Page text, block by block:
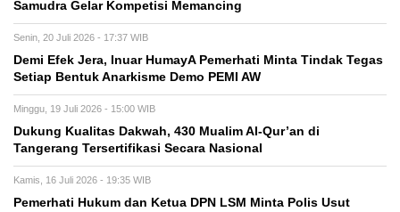
Samudra Gelar Kompetisi Memancing
Senin, 20 Juli 2026 - 17:37 WIB
Demi Efek Jera, Inuar HumayA Pemerhati Minta Tindak Tegas
Setiap Bentuk Anarkisme Demo PEMI AW
Minggu, 19 Juli 2026 - 15:00 WIB
Dukung Kualitas Dakwah, 430 Mualim Al-Qur’an di
Tangerang Tersertifikasi Secara Nasional
Kamis, 16 Juli 2026 - 19:35 WIB
Pemerhati Hukum dan Ketua DPN LSM Minta Polis Usut